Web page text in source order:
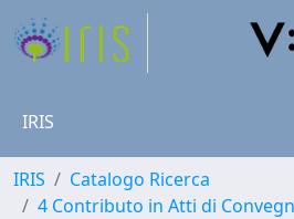
IRIS
IRIS
Catalogo Ricerca
4 Contributo in Atti di